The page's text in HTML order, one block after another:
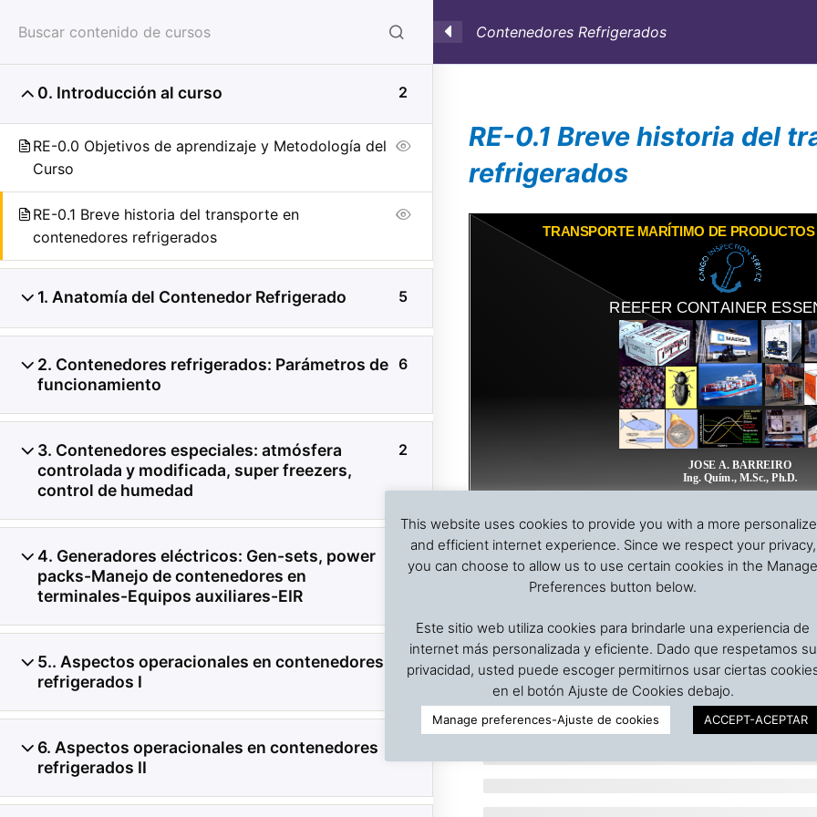
HOME CONSULTORÍA CONTAINERS NOSOTROS
Previous Slide
◀︎
Contenedores Refrigerados
0. Introducción al curso 2
RE-0.0 Objetivos de aprendizaje y Metodología del
Curso
RE-0.1 Breve historia del transporte en
contenedores refrigerados
1. Anatomía del Contenedor Refrigerado 5
2. Contenedores refrigerados: Parámetros de
funcionamiento
6
3. Contenedores especiales: atmósfera
controlada y modificada, super freezers,
control de humedad
2
4. Generadores eléctricos: Gen-sets, power
packs-Manejo de contenedores en
terminales-Equipos auxiliares-EIR
5.. Aspectos operacionales en contenedores
refrigerados I
6. Aspectos operacionales en contenedores
refrigerados II
RE-0.1 Breve historia del
refrigerados
Página1/27 Zoom100%
This website uses cookies to provide you with a more
and efficient internet experience. Since we respect your privacy,
you can choose to allow us to use certain cookies in the Manage
Preferences button below.
Este sitio web utiliza cookies para brindarle una experiencia de
internet más personalizada y eficiente. Dado que respetamos su
privacidad, usted puede escoger permitirnos usar ciertas
en el botón Ajuste de Cookies debajo.
Manage preferences-Ajuste de cookies ACCEPT-ACEPTAR